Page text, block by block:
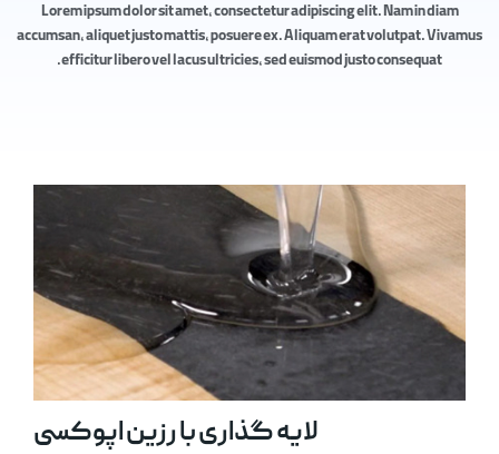
Lorem ipsum dolor sit amet, consectetur adipiscing elit. Nam in diam
accumsan, aliquet justo mattis, posuere ex. Aliquam erat volutpat. Vivamus
efficitur libero vel lacus ultricies, sed euismod justo consequat.
لایه گذاری با رزین اپوکسی